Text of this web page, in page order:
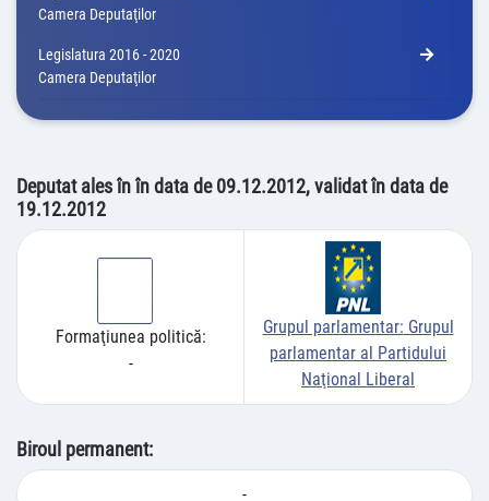
Camera Deputaţilor
Legislatura 2016 - 2020
Camera Deputaţilor
Deputat ales în în data de 09.12.2012, validat în data de
19.12.2012
Formaţiunea politică:
-
Grupul parlamentar: Grupul
parlamentar al Partidului
Naţional Liberal
Biroul permanent:
-